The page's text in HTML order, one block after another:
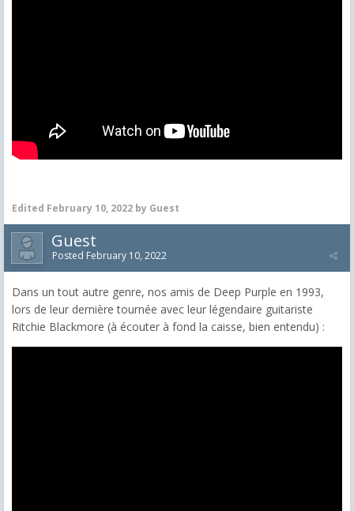
Edited February 10, 2022 by Guest
Guest
Posted February 10, 2022
Dans un tout autre genre, nos amis de Deep Purple en 1993,
lors de leur dernière tournée avec leur légendaire guitariste
Ritchie Blackmore (à écouter à fond la caisse, bien entendu) :